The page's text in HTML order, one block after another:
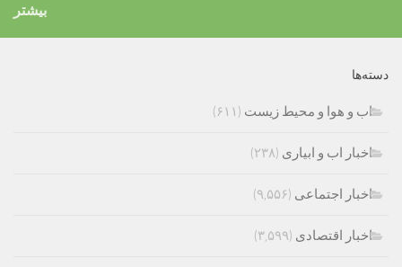
بیشتر
دسته‌ها
اب و هوا و محیط زیست (۶۱۱)
اخبار اب و ابیاری (۲۳۸)
اخبار اجتماعی (۹,۵۵۶)
اخبار اقتصادی (۳,۵۹۹)